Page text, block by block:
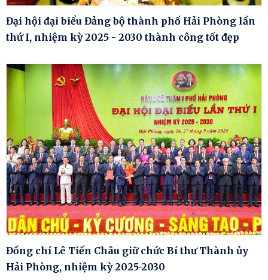
Đại hội đại biểu Đảng bộ thành phố Hải Phòng lần
thứ I, nhiệm kỳ 2025 - 2030 thành công tốt đẹp
Đồng chí Lê Tiến Châu giữ chức Bí thư Thành ủy
Hải Phòng, nhiệm kỳ 2025-2030